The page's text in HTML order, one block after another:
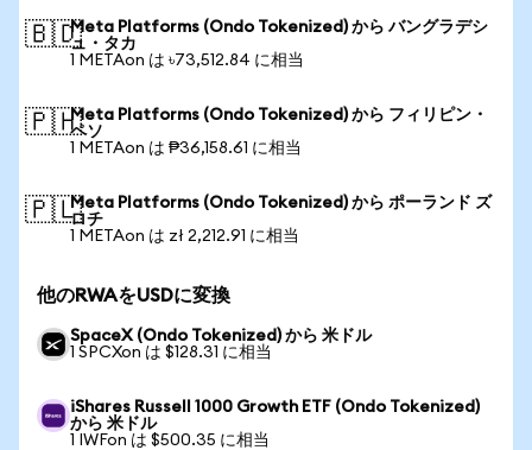
🇧🇩Meta Platforms (Ondo Tokenized) から バングラデシ
ュ・タカ
1 METAon は ৳73,512.84 に相当
🇵🇭Meta Platforms (Ondo Tokenized) から フィリピン・
ペソ
1 METAon は ₱36,158.61 に相当
🇵🇱Meta Platforms (Ondo Tokenized) から ポーランド ズ
ロチ
1 METAon は zł 2,212.91 に相当
他のRWAをUSDに変換
SpaceX (Ondo Tokenized) から 米ドル
1 SPCXon は $128.31 に相当
iShares Russell 1000 Growth ETF (Ondo Tokenized)
から 米ドル
1 IWFon は $500.35 に相当